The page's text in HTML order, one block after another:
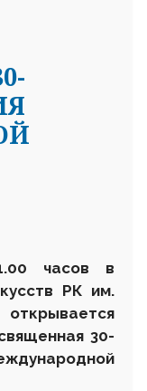
часов в
РК им.
30-